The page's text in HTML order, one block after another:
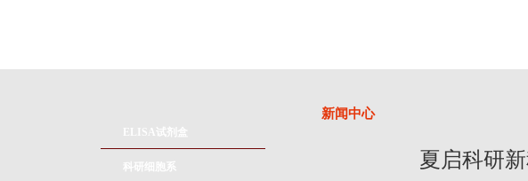
ELISA试剂盒
科研细胞系
新闻中心
夏启科研